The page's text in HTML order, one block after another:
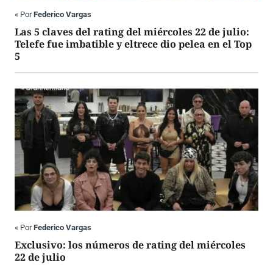
« PorFederico Vargas
Las 5 claves del rating del miércoles 22 de julio:
Telefe fue imbatible y eltrece dio pelea en el Top
5
« PorFederico Vargas
Exclusivo: los números de rating del miércoles
22 de julio